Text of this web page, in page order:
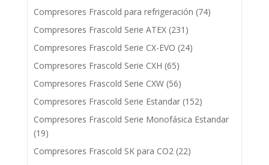
Compresores Frascold para refrigeración (74)
Compresores Frascold Serie ATEX (231)
Compresores Frascold Serie CX-EVO (24)
Compresores Frascold Serie CXH (65)
Compresores Frascold Serie CXW (56)
Compresores Frascold Serie Estandar (152)
Compresores Frascold Serie Monofásica Estandar
(19)
Compresores Frascold SK para CO2 (22)